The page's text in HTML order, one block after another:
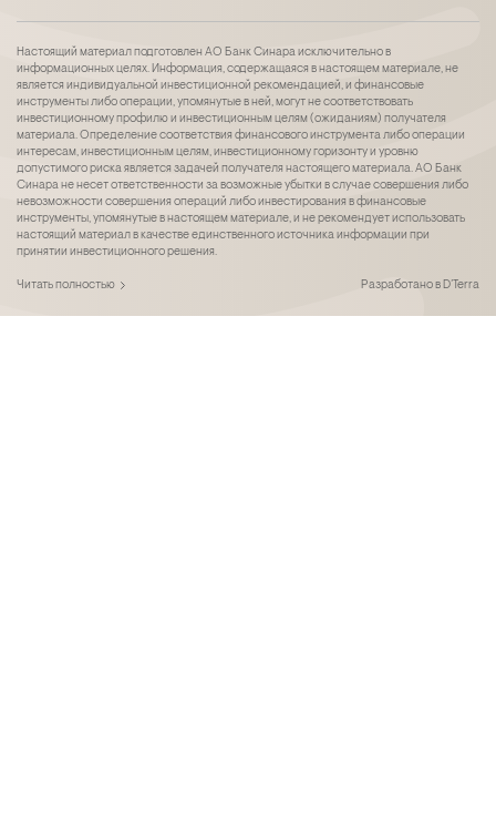
Настоящий материал подготовлен АО Банк Синара исключительно в
информационных целях. Информация, содержащаяся в настоящем материале, не
является индивидуальной инвестиционной рекомендацией, и финансовые
инструменты либо операции, упомянутые в ней, могут не соответствовать
инвестиционному профилю и инвестиционным целям (ожиданиям) получателя
материала. Определение соответствия финансового инструмента либо операции
интересам, инвестиционным целям, инвестиционному горизонту и уровню
допустимого риска является задачей получателя настоящего материала. АО Банк
Синара не несет ответственности за возможные убытки в случае совершения либо
невозможности совершения операций либо инвестирования в финансовые
инструменты, упомянутые в настоящем материале, и не рекомендует использовать
настоящий материал в качестве единственного источника информации при
принятии инвестиционного решения.
Читать полностью Разработано в D’Terra